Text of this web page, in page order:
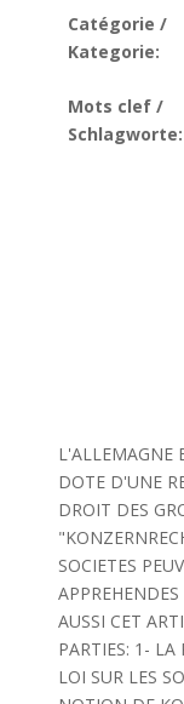
Catégorie /
Kategorie:
Mots clef /
Schlagworte:
L'ALLEMAGNE
DOTE D'UNE
DROIT DES
SOCIETES
AUSSI CET
PARTIES: 1- LA
LOI SUR LES